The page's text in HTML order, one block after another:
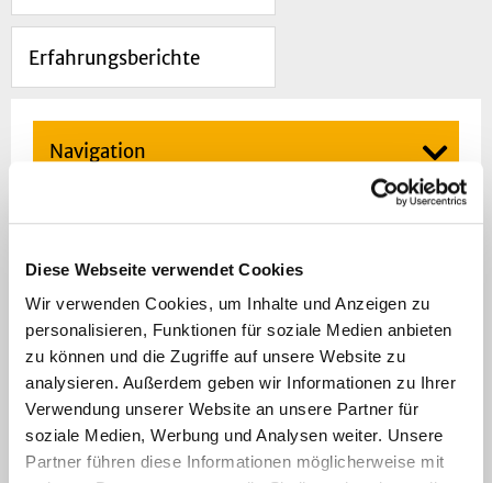
Diese Webseite verwendet Cookies
Wir verwenden Cookies, um Inhalte und Anzeigen zu
personalisieren, Funktionen für soziale Medien anbieten
zu können und die Zugriffe auf unsere Website zu
analysieren. Außerdem geben wir Informationen zu Ihrer
Verwendung unserer Website an unsere Partner für
soziale Medien, Werbung und Analysen weiter. Unsere
Partner führen diese Informationen möglicherweise mit
Erfahrungsberichte
Navigation
Jede Körperzelle kann aufgrund bestimmter
Veränderungen des Erbgutes entarten und
durch ein unkontrolliertes Wachstum Tumore
(Geschwulste, Gewebe-wucherungen) bilden.
Tumore des lymphatischen Systems werden als
Lymphome bezeichnet, was darauf hindeutet,
dass diese Erkrankungen von den
lymphatischen Organen wie Lymphknoten und